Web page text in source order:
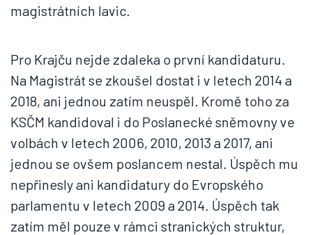
magistrátních lavic.
Pro Krajču nejde zdaleka o první kandidaturu.
Na Magistrát se zkoušel dostat i v letech 2014 a
2018, ani jednou zatím neuspěl. Kromě toho za
KSČM kandidoval i do Poslanecké sněmovny ve
volbách v letech 2006, 2010, 2013 a 2017, ani
jednou se ovšem poslancem nestal. Úspěch mu
nepřinesly ani kandidatury do Evropského
parlamentu v letech 2009 a 2014. Úspěch tak
zatím měl pouze v rámci stranických struktur,